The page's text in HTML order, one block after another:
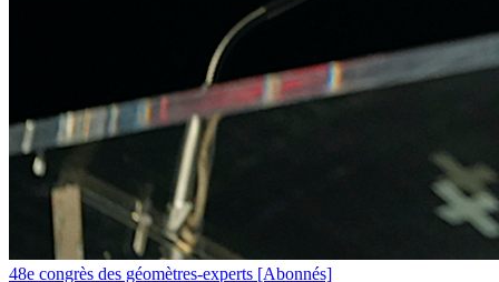
48e congrès des géomètres-experts [Abonnés]